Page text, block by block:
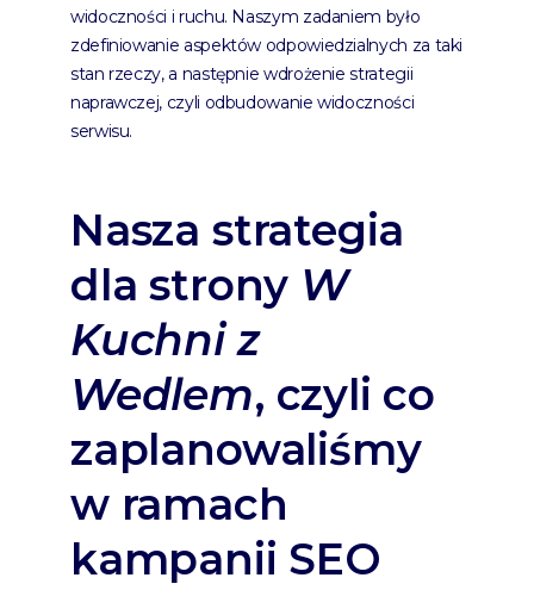
widoczności i ruchu. Naszym zadaniem było
zdefiniowanie aspektów odpowiedzialnych za taki
stan rzeczy, a następnie wdrożenie strategii
naprawczej, czyli odbudowanie widoczności
serwisu.
Nasza strategia
dla strony W
Kuchni z
Wedlem, czyli co
zaplanowaliśmy
w ramach
kampanii SEO